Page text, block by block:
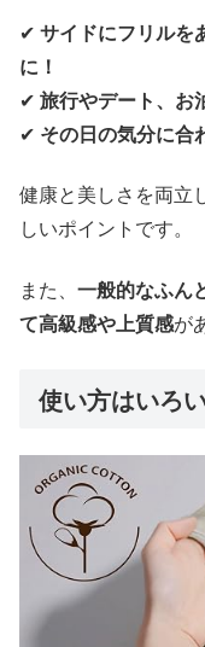
✔ サイドにフリルを
に！
✔ 旅行やデート、お
✔ その日の気分に合
健康と美しさを両立
しいポイントです。
また、 一般的なふん
て高級感や上質感が
使い方はいろ